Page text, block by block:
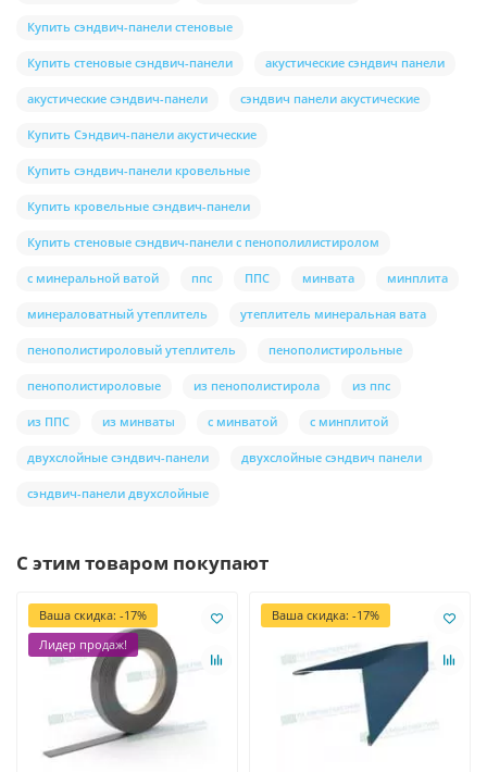
Купить сэндвич-панели стеновые
Купить стеновые сэндвич-панели акустические сэндвич панели
акустические сэндвич-панели сэндвич панели акустические
Купить Сэндвич-панели акустические
Купить сэндвич-панели кровельные
Купить кровельные сэндвич-панели
Купить стеновые сэндвич-панели с пенополилистиролом
с минеральной ватой ппс ППС минвата минплита
минераловатный утеплитель утеплитель минеральная вата
пенополистироловый утеплитель пенополистирольные
пенополистироловые из пенополистирола из ппс
из ППС из минваты с минватой с минплитой
двухслойные сэндвич-панели двухслойные сэндвич панели
сэндвич-панели двухслойные
С этим товаром покупают
Ваша скидка: -17%
Лидер продаж!
Ваша скидка: -17%